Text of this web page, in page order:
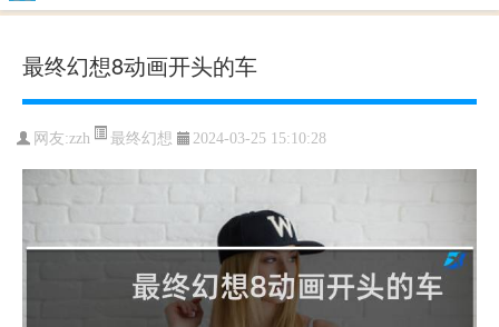
最终幻想8动画开头的车
网友:zzh 最终幻想 2024-03-25 15:10:28